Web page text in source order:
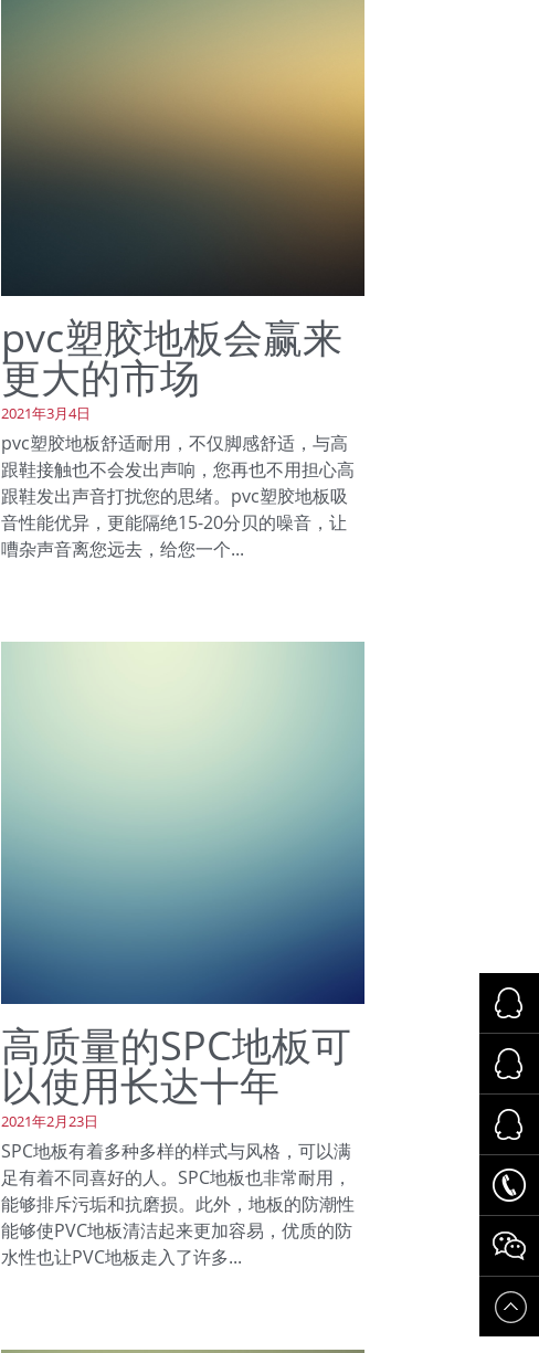
pvc塑胶地板会赢来
更大的市场
2021年3月4日
pvc塑胶地板舒适耐用，不仅脚感舒适，与高
跟鞋接触也不会发出声响，您再也不用担心高
跟鞋发出声音打扰您的思绪。pvc塑胶地板吸
音性能优异，更能隔绝15-20分贝的噪音，让
嘈杂声音离您远去，给您一个...
高质量的SPC地板可
以使用长达十年
2021年2月23日
SPC地板有着多种多样的样式与风格，可以满
足有着不同喜好的人。SPC地板也非常耐用，
能够排斥污垢和抗磨损。此外，地板的防潮性
能够使PVC地板清洁起来更加容易，优质的防
水性也让PVC地板走入了许多...